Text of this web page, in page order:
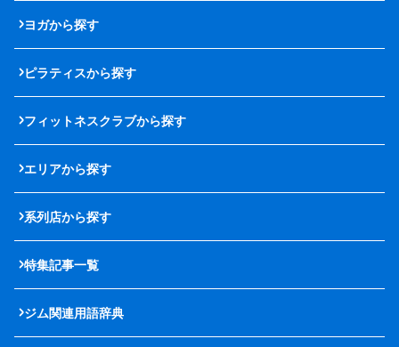
ヨガから探す
ピラティスから探す
フィットネスクラブから探す
エリアから探す
系列店から探す
特集記事一覧
ジム関連用語辞典